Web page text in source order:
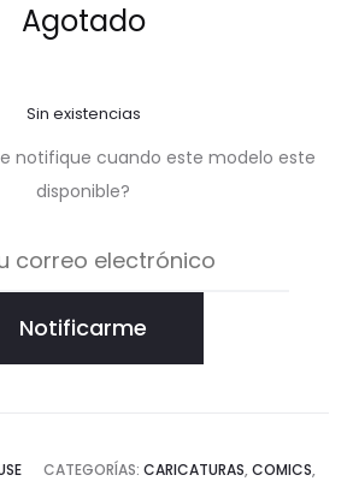
Agotado
Sin existencias
notifique cuando este modelo este
disponible?
Notificarme
CATEGORÍAS: CARICATURAS, COMICS,